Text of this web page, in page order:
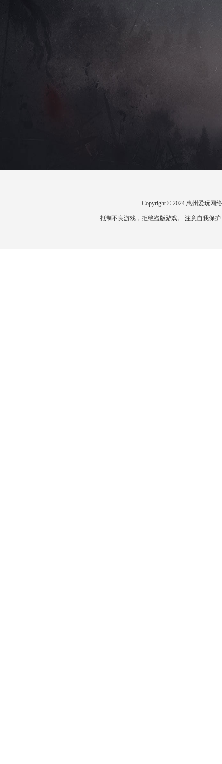
Copyright © 2024 惠州爱玩网
抵制不良游戏，拒绝盗版游戏。 注意自我保